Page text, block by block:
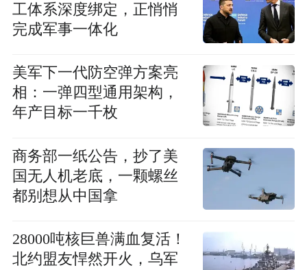
工体系深度绑定，正悄悄
完成军事一体化
美军下一代防空弹方案亮
相：一弹四型通用架构，
年产目标一千枚
商务部一纸公告，抄了美
国无人机老底，一颗螺丝
都别想从中国拿
28000吨核巨兽满血复活！
北约盟友悍然开火，乌军